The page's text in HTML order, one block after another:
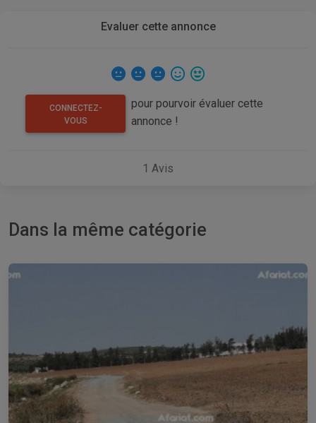
Evaluer cette annonce
CONNECTEZ-
VOUS
pour pourvoir évaluer cette
annonce !
1 Avis
Dans la même catégorie